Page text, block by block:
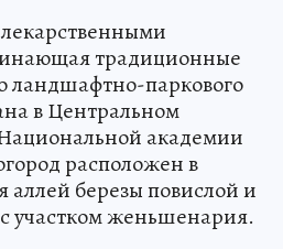
традиционные
ландшафтно-паркового
в Центральном
академии
расположен в
аллей березы повислой и
участком женьшенария.